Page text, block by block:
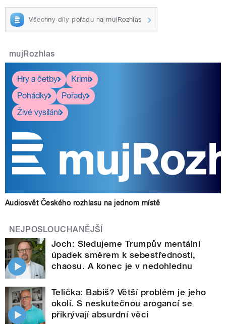
Všechny díly pořadu na mujRozhlas
mujRozhlas
Hry a četby
Krimi
Pohádky
Pořady
Živé vysílání
Audiosvět Českého rozhlasu na jednom místě
NEJPOSLOUCHANĚJŠÍ
Joch: Sledujeme Trumpův mentální
úpadek směrem k sebestřednosti,
chaosu. A konec je v nedohlednu
Telička: Babiš? Větší problém je jeho
okolí. S neskutečnou arogancí se
přikrývají absurdní věci